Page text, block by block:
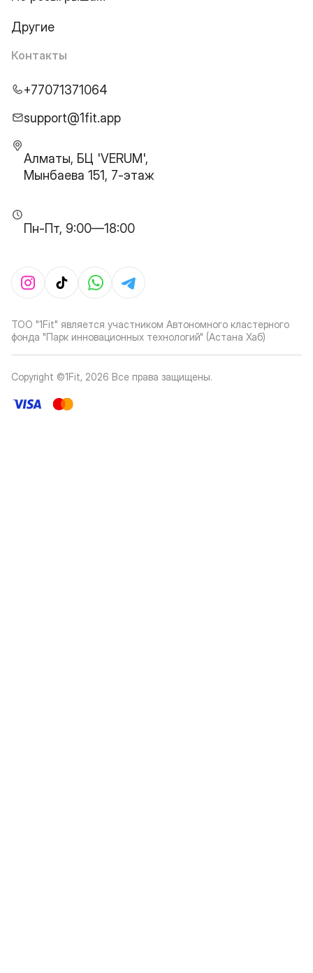
Другие
Контакты
+77071371064
support@1fit.app
Алматы, БЦ 'VERUM',
Мынбаева 151, 7-этаж
Пн-Пт, 9:00—18:00
ТОО "1Fit" является участником Автономного кластерного
фонда "Парк инновационных технологий" (Астана Хаб)
Copyright ©1Fit, 2026 Все права защищены.